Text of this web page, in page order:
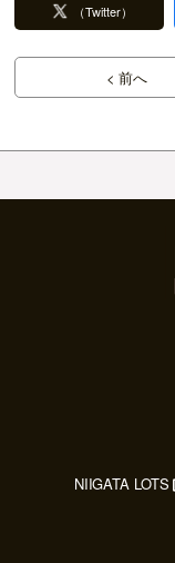
（Twitter）
< 前へ
NIIGATA LOTS